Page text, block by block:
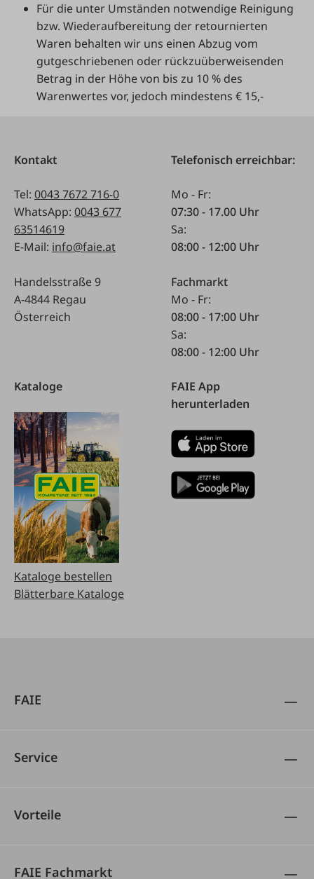
Für die unter Umständen notwendige Reinigung
bzw. Wiederaufbereitung der retournierten
Waren behalten wir uns einen Abzug vom
gutgeschriebenen oder rückzuüberweisenden
Betrag in der Höhe von bis zu 10 % des
Warenwertes vor, jedoch mindestens € 15,-
Kontakt
Tel: 0043 7672 716-0
WhatsApp: 0043 677
63514619
E-Mail: info@faie.at
Handelsstraße 9
A-4844 Regau
Österreich
Telefonisch erreichbar:
Mo - Fr:
07:30 - 17.00 Uhr
Sa:
08:00 - 12:00 Uhr
Fachmarkt
Mo - Fr:
08:00 - 17:00 Uhr
Sa:
08:00 - 12:00 Uhr
Kataloge
Kataloge bestellen
Blätterbare Kataloge
FAIE App
herunterladen
FAIE
Service
Vorteile
FAIE Fachmarkt